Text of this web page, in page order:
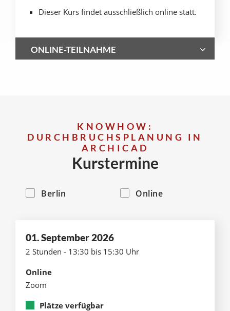
Dieser Kurs findet ausschließlich online statt.
ONLINE-TEILNAHME
KNOWHOW:
DURCHBRUCHSPLANUNG IN
ARCHICAD
Kurstermine
Berlin Online
01. September 2026
2 Stunden - 13:30 bis 15:30 Uhr
Online
Zoom
Plätze verfügbar